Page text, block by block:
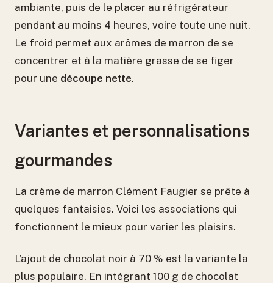
ambiante, puis de le placer au réfrigérateur
pendant au moins 4 heures, voire toute une nuit.
Le froid permet aux arômes de marron de se
concentrer et à la matière grasse de se figer
pour une découpe nette.
Variantes et personnalisations
gourmandes
La crème de marron Clément Faugier se prête à
quelques fantaisies. Voici les associations qui
fonctionnent le mieux pour varier les plaisirs.
L’ajout de chocolat noir à 70 % est la variante la
plus populaire. En intégrant 100 g de chocolat